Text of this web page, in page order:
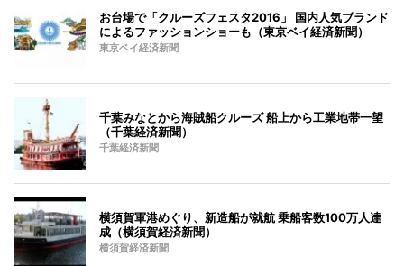
お台場で「クルーズフェスタ2016」 国内人気ブランド
によるファッションショーも（東京ベイ経済新聞）
東京ベイ経済新聞
千葉みなとから海賊船クルーズ 船上から工業地帯一望
（千葉経済新聞）
千葉経済新聞
横須賀軍港めぐり、新造船が就航 乗船客数100万人達
成（横須賀経済新聞）
横須賀経済新聞